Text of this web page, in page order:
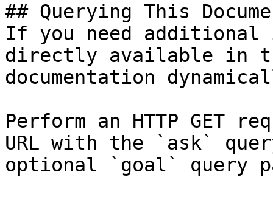
## Querying This
If you need
directly available in
documentation
Perform an HTTP GET
URL with the `ask`
optional `goal` query